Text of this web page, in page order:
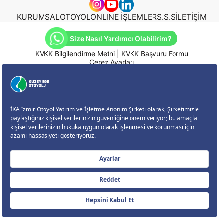
KURUMSALOTOYOLONLINE İŞLEMLERS.S.SİLETİŞİM
Size Nasıl Yardımcı Olabilirim?
KVKK Bilgilendirme Metni| KVKK Başvuru Formu
Çerez Ayarları